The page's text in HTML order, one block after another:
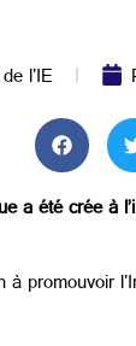
l'IE
été crée à